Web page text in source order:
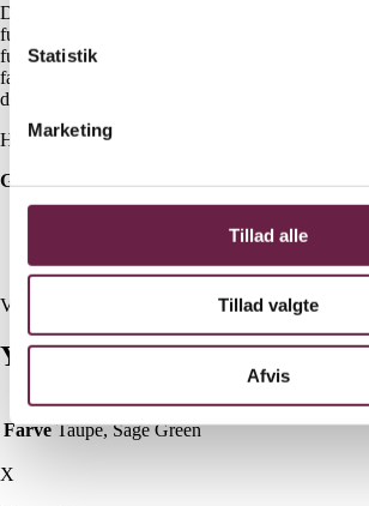
Statistik
Marketing
Tillad alle
Tillad valgte
Afvis
Damask Terry serien er skabt af vores eget
funktionalitet, kvalitet og skønhed. Egenskaber
fulgt Georg Jensen Damask gennem
farveægtheden og det enkle design gør den
den blødeste slags til en elsket klassiker
Håndklæderne er pakket i en tote bag
Gaven indeholder:
4 stk. 70×140 cm
Vejl. pris kr. 3710,-
Yderligere information
Farve Taupe, Sage Green
X